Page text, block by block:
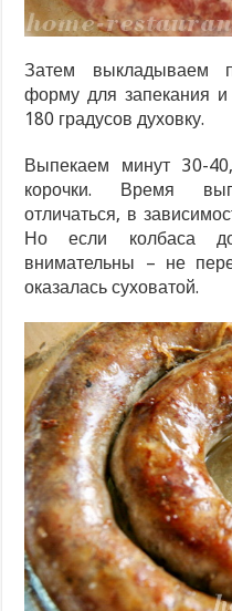
Затем выкладываем
форму для запекания
180 градусов духовку.
Выпекаем минут 30-
корочки. Время
отличаться, в
Но если колбаса
внимательны – не
оказалась суховатой.